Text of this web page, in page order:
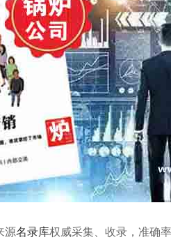
源名录库权威采集、收录，准确